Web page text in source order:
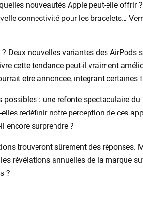
nouveautés Apple peut-elle offrir
connectivité pour les bracelets…
? Deux nouvelles variantes des AirPods
cette tendance peut-il vraiment
être annoncée, intégrant
possibles : une refonte spectaculaire
redéfinir notre perception de ces
encore surprendre ?
trouveront sûrement des réponses.
les révélations annuelles de la marque
?